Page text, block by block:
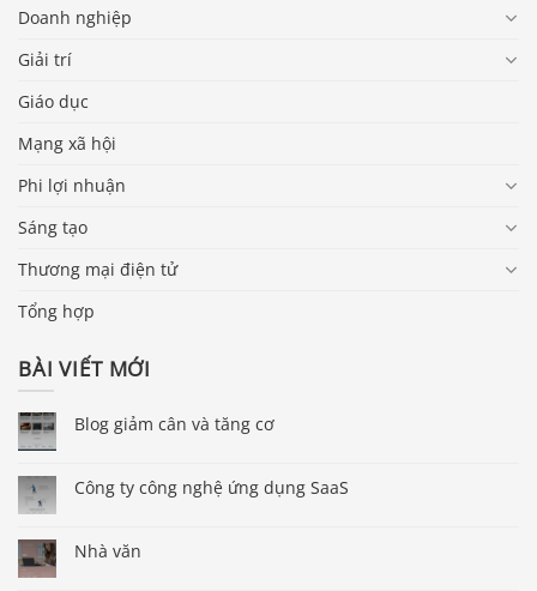
Doanh nghiệp
Giải trí
Giáo dục
Mạng xã hội
Phi lợi nhuận
Sáng tạo
Thương mại điện tử
Tổng hợp
BÀI VIẾT MỚI
Blog giảm cân và tăng cơ
Công ty công nghệ ứng dụng SaaS
Nhà văn